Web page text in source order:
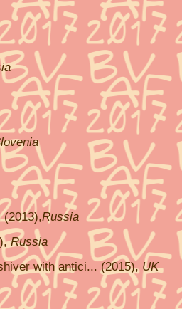
Russia
Russia
with antici... (2015), UK